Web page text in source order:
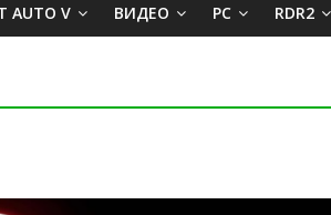
AUTO V ВИДЕО PC RDR2